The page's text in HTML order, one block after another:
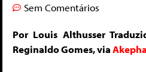
Sem Comentários
Por Louis Althusser
Reginaldo Gomes, via